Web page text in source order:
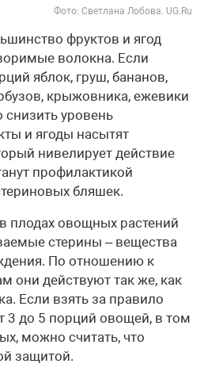
Фото: Светлана Лобова. UG.Ru
фруктов и ягод
волокна. Если
яблок, груш, бананов,
крыжовника, ежевики
уровень
и ягоды насытят
нивелирует действие
профилактикой
бляшек.
плодах овощных растений
стерины – вещества
По отношению к
они действуют так же, как
Если взять за правило
3 до 5 порций овощей, в том
можно считать, что
защитой.